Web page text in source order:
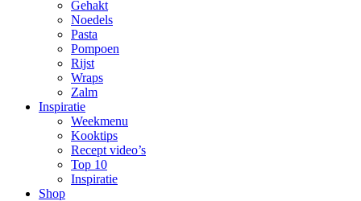
Gehakt
Noedels
Pasta
Pompoen
Rijst
Wraps
Zalm
Inspiratie
Weekmenu
Kooktips
Recept video’s
Top 10
Inspiratie
Shop